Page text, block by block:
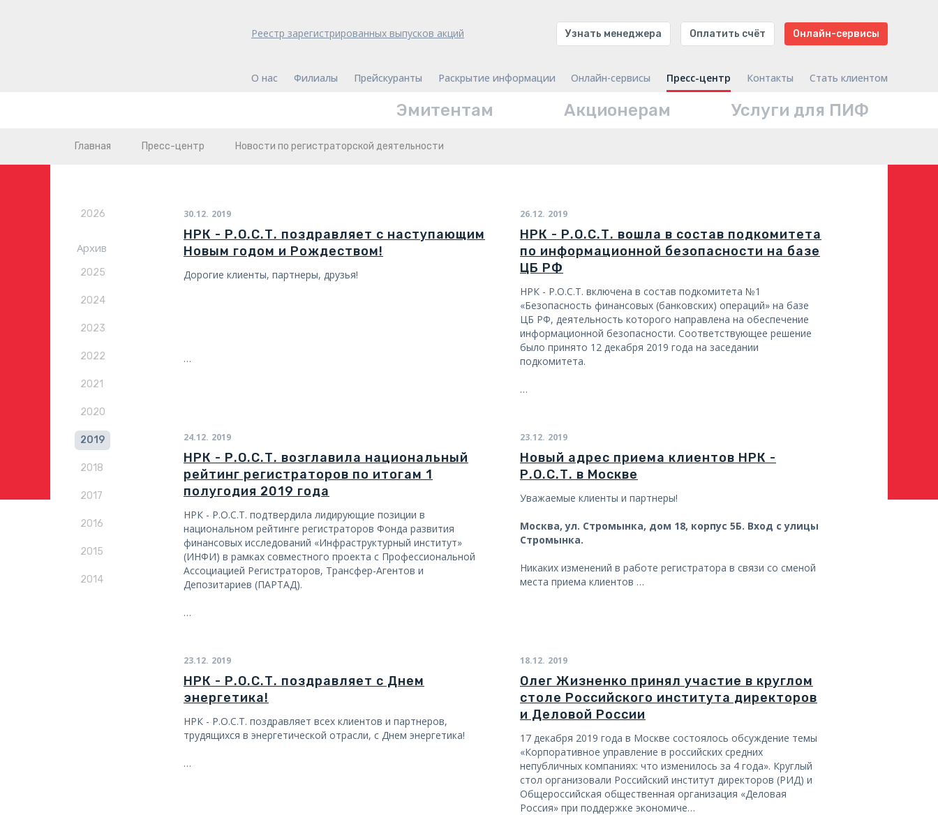
Реестр зарегистрированных выпусков акций Узнать менеджера Оплатить счёт Онлайн-сервисы
О нас Филиалы Прейскуранты Раскрытие информации Онлайн-сервисы Пресс-центр Контакты Стать клиентом
Эмитентам Акционерам Услуги для ПИФ
Главная Пресс-центр Новости по регистраторской деятельности
2026
Архив
2025
2024
2023
2022
2021
2020
2019
2018
2017
2016
2015
2014
30.12. 2019
НРК - Р.О.С.Т. поздравляет с наступающим
Новым годом и Рождеством!
Дорогие клиенты, партнеры, друзья!
…
26.12. 2019
НРК - Р.О.С.Т. вошла в состав подкомитета
по информационной безопасности на базе
ЦБ РФ
НРК - Р.О.С.Т. включена в состав подкомитета №1
«Безопасность финансовых (банковских) операций» на базе
ЦБ РФ, деятельность которого направлена на обеспечение
информационной безопасности. Соответствующее решение
было принято 12 декабря 2019 года на заседании
подкомитета.
…
24.12. 2019
НРК - Р.О.С.Т. возглавила национальный
рейтинг регистраторов по итогам 1
полугодия 2019 года
НРК - Р.О.С.Т. подтвердила лидирующие позиции в
национальном рейтинге регистраторов Фонда развития
финансовых исследований «Инфраструктурный институт»
(ИНФИ) в рамках совместного проекта с Профессиональной
Ассоциацией Регистраторов, Трансфер-Агентов и
Депозитариев (ПАРТАД).
…
23.12. 2019
Новый адрес приема клиентов НРК -
Р.О.С.Т. в Москве
Уважаемые клиенты и партнеры!
Москва, ул. Стромынка, дом 18, корпус 5Б. Вход с улицы
Стромынка.
Никаких изменений в работе регистратора в связи со сменой
места приема клиентов …
23.12. 2019
НРК - Р.О.С.Т. поздравляет с Днем
энергетика!
НРК - Р.О.С.Т. поздравляет всех клиентов и партнеров,
трудящихся в энергетической отрасли, с Днем энергетика!
…
18.12. 2019
Олег Жизненко принял участие в круглом
столе Российского института директоров
и Деловой России
17 декабря 2019 года в Москве состоялось обсуждение темы
«Корпоративное управление в российских средних
непубличных компаниях: что изменилось за 4 года». Круглый
стол организовали Российский институт директоров (РИД) и
Общероссийская общественная организация «Деловая
Россия» при поддержке экономиче…